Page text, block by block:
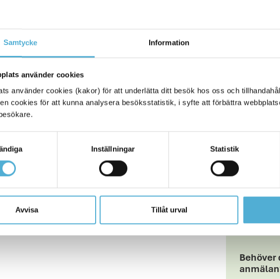
Samtycke Information
använder cookies
använder cookies (kakor) för att underlätta ditt besök hos oss och
cookies för att kunna analysera besöksstatistik, i syfte att förbättra
Inställningar Statistik
Avvisa Tillåt urval
förberedd med information rörande
ärende.
för att ersättning ska kunna lämnas.
för på vår webbplats
digital anmälan?
kan du skicka in anmälan via post.
anmälan
(Öppnas i en ny flik)
Läs mer om
Gör du
Om du
Läs mer om
Behöver